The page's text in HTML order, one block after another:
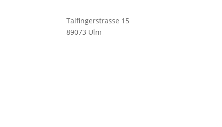
Talfingerstrasse 15
89073 Ulm